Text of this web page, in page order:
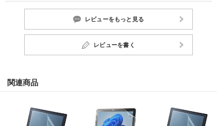
レビューをもっと見る
レビューを書く
関連商品